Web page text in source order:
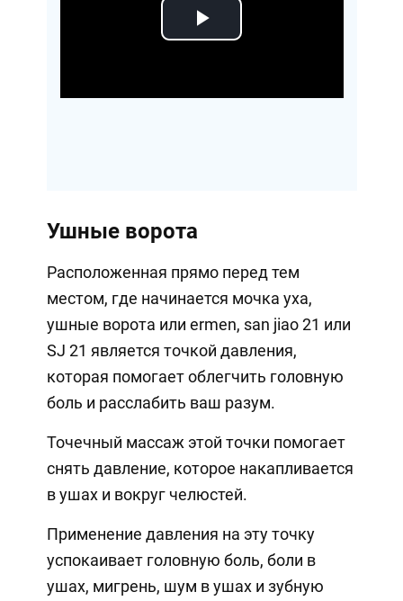
Play
Ушные ворота
Расположенная прямо перед тем
местом, где начинается мочка уха,
ушные ворота или ermen, san jiao 21 или
SJ 21 является точкой давления,
которая помогает облегчить головную
боль и расслабить ваш разум.
Точечный массаж этой точки помогает
снять давление, которое накапливается
в ушах и вокруг челюстей.
Применение давления на эту точку
успокаивает головную боль, боли в
ушах, мигрень, шум в ушах и зубную